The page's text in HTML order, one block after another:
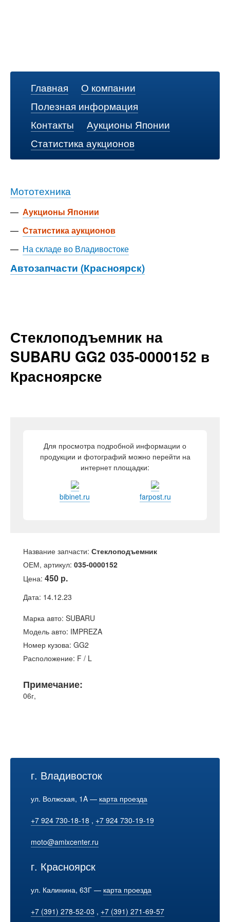
Главная
О компании
Полезная информация
Контакты
Аукционы Японии
Статистика аукционов
Мототехника
— Аукционы Японии
— Статистика аукционов
— На складе во Владивостоке
Автозапчасти (Красноярск)
Стеклоподъемник на
SUBARU GG2 035-0000152 в
Красноярске
Для просмотра подробной информации о
продукции и фотографий можно перейти на
интернет площадки:
bibinet.ru farpost.ru
Название запчасти: Стеклоподъемник
ОЕМ, артикул: 035-0000152
Цена: 450 р.
Дата: 14.12.23
Марка авто: SUBARU
Модель авто: IMPREZA
Номер кузова: GG2
Расположение: F / L
Примечание:
06г,
г. Владивосток
ул. Волжская, 1A — карта проезда
+7 924 730-18-18 , +7 924 730-19-19
moto@amixcenter.ru
г. Красноярск
ул. Калинина, 63Г — карта проезда
+7 (391) 278-52-03 , +7 (391) 271-69-57